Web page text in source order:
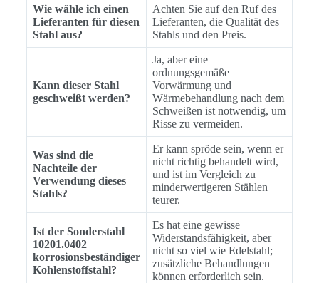
Wie wähle ich einen
Lieferanten für diesen
Stahl aus?
Achten Sie auf den Ruf des
Lieferanten, die Qualität des
Stahls und den Preis.
Kann dieser Stahl
geschweißt werden?
Ja, aber eine
ordnungsgemäße
Vorwärmung und
Wärmebehandlung nach dem
Schweißen ist notwendig, um
Risse zu vermeiden.
Was sind die
Nachteile der
Verwendung dieses
Stahls?
Er kann spröde sein, wenn er
nicht richtig behandelt wird,
und ist im Vergleich zu
minderwertigeren Stählen
teurer.
Ist der Sonderstahl
10201.0402
korrosionsbeständiger
Kohlenstoffstahl?
Es hat eine gewisse
Widerstandsfähigkeit, aber
nicht so viel wie Edelstahl;
zusätzliche Behandlungen
können erforderlich sein.